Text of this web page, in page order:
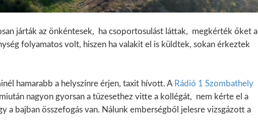
járták az önkéntesek, ha csoportosulást láttak, megkérték őket a
folyamatos volt, hiszen ha valakit el is küldtek, sokan érkeztek
hamarabb a helyszínre érjen, taxit hívott. A Rádió 1 Szombathely
nagyon gyorsan a tűzesethez vitte a kollégát, nem kérte el a
a bajban összefogás van. Nálunk emberségből jelesre vizsgázott a